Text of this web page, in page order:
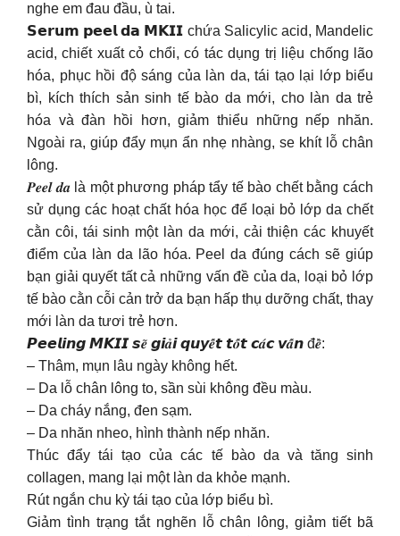
nghe em đau đầu, ù tai.
𝗦𝗲𝗿𝘂𝗺 𝗽𝗲𝗲𝗹 𝗱𝗮 𝗠𝗞𝗜𝗜 chứa Salicylic acid, Mandelic
acid, chiết xuất cỏ chổi, có tác dụng trị liệu chống lão
hóa, phục hồi độ sáng của làn da, tái tạo lại lớp biểu
bì, kích thích sản sinh tế bào da mới, cho làn da trẻ
hóa và đàn hồi hơn, giảm thiểu những nếp nhăn.
Ngoài ra, giúp đẩy mụn ẩn nhẹ nhàng, se khít lỗ chân
lông.
𝑷𝒆𝒆𝒍 𝒅𝒂 là một phương pháp tẩy tế bào chết bằng cách
sử dụng các hoạt chất hóa học để loại bỏ lớp da chết
cằn côi, tái sinh một làn da mới, cải thiện các khuyết
điểm của làn da lão hóa. Peel da đúng cách sẽ giúp
bạn giải quyết tất cả những vấn đề của da, loại bỏ lớp
tế bào cằn cỗi cản trở da bạn hấp thụ dưỡng chất, thay
mới làn da tươi trẻ hơn.
𝙋𝙚𝙚𝙡𝙞𝙣𝙜 𝙈𝙆𝙄𝙄 𝙨𝒆̃ 𝙜𝙞𝒂̉𝙞 𝙦𝙪𝙮𝒆̂́𝙩 𝙩𝒐̂́𝙩 𝙘𝒂́𝙘 𝙫𝒂̂́𝙣 đ𝒆̂̀:
– Thâm, mụn lâu ngày không hết.
– Da lỗ chân lông to, sần sùi không đều màu.
– Da cháy nắng, đen sạm.
– Da nhăn nheo, hình thành nếp nhăn.
Thúc đẩy tái tạo của các tế bào da và tăng sinh
collagen, mang lại một làn da khỏe mạnh.
Rút ngắn chu kỳ tái tạo của lớp biểu bì.
Giảm tình trạng tắt nghẽn lỗ chân lông, giảm tiết bã